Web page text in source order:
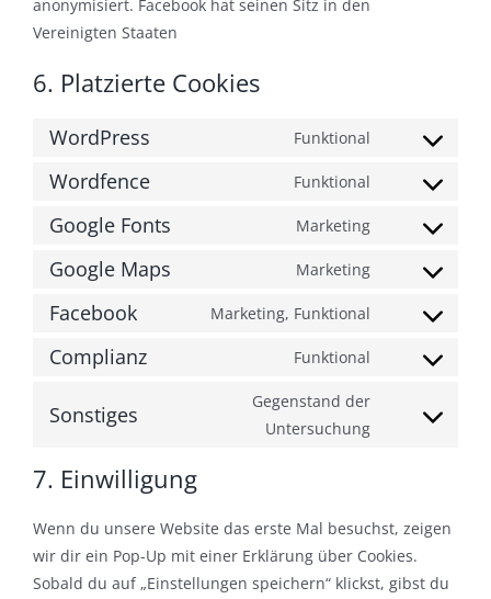
anonymisiert. Facebook hat seinen Sitz in den
Vereinigten Staaten
6. Platzierte Cookies
WordPress Funktional
Consent
wordpress
Wordfence Funktional
Consent
wordfence
Google Fonts Marketing
Consent
google-
Google Maps Marketing
Consent
google-
Facebook Marketing, Funktional
Consent
facebook
Complianz Funktional
Consent
service
Sonstiges
Gegenstand der
Untersuchung
Consent
7. Einwilligung
Wenn du unsere Website das erste Mal besuchst, zeigen
wir dir ein Pop-Up mit einer Erklärung über Cookies.
Sobald du auf „Einstellungen speichern“ klickst, gibst du